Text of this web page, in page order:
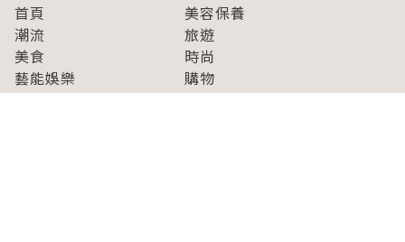
首頁
美容保養
潮流
旅遊
美食
時尚
藝能娛樂
購物